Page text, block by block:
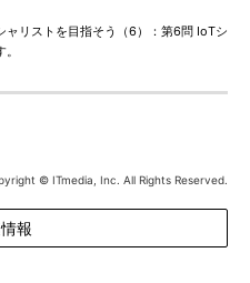
リストを目指そう（6）：第6問 IoTシ
© ITmedia, Inc. All Rights Reserved.
報